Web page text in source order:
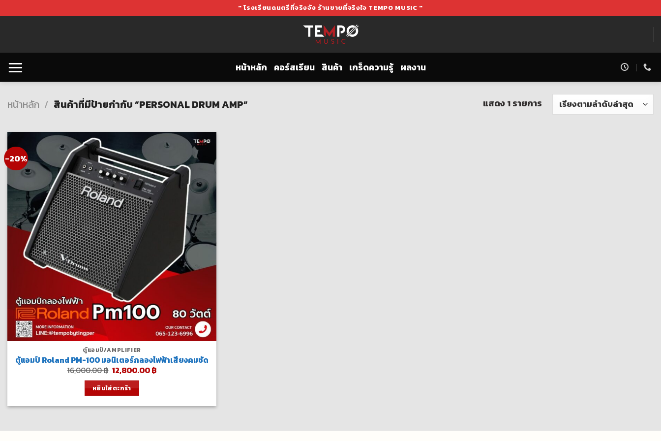
to
" โรงเรียนดนตรีที่จริงจัง ร้านขายที่จริงใจ TEMPO MUSIC "
หน้าหลัก คอร์สเรียน สินค้า เกร็ดความรู้ ผลงาน
หน้าหลัก / สินค้าที่มีป้ายกำกับ “PERSONAL DRUM AMP” แสดง 1 รายการ
-20%
ตู้แอมป์/AMPLIFIER
ตู้แอมป์ Roland PM-100 มอนิเตอร์กลองไฟฟ้าเสียงคมชัด
16,000.00฿ Original
price
was:
16,000.00 ฿.
12,800.00฿Current
หยิบใส่ตะกร้า